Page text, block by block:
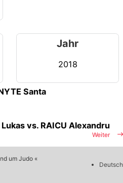
Jahr
2018
Santa
Weiter
Lukas vs. RAICU Alexandru
um Judo «
Deutsch